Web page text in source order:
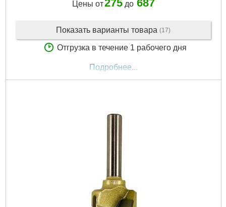
Цены от275до 687
Показать варианты товара (17)
Отгрузка в течение 1 рабочего дня
Подробнее...